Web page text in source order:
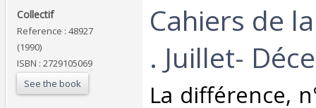
‎Collectif‎
Reference : 48927
(1990)
ISBN : 2729105069
See the book
‎Cahiers de
. Juillet-
‎La différence,